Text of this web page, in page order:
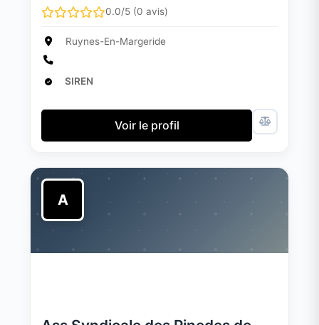
0.0/5 (0 avis)
Ruynes-En-Margeride
SIREN
Voir le profil
A